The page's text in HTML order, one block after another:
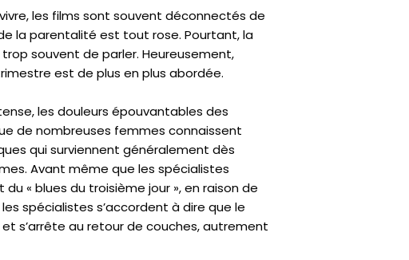
les films sont souvent déconnectés de
la parentalité est tout rose. Pourtant, la
souvent de parler. Heureusement,
est de plus en plus abordée.
les douleurs épouvantables des
de nombreuses femmes connaissent
qui surviennent généralement dès
Avant même que les spécialistes
« blues du troisième jour », en raison de
spécialistes s’accordent à dire que le
s’arrête au retour de couches, autrement